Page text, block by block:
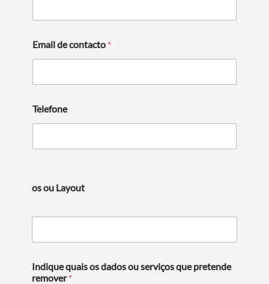
Email de contacto *
Telefone
os ou Layout
Indique quais os dados ou serviços que pretende
remover*